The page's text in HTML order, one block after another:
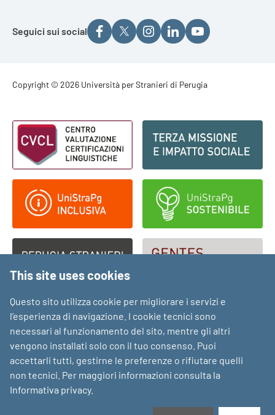
Seguici sui social
Footer - Copyright
Copyright © 2026 Università per Stranieri di Perugia
Footer - Loghi
This site uses cookies
Questo sito utilizza cookie per migliorare i servizi e
l’esperienza di navigazione. I cookie tecnici sono
necessari al funzionamento del sito, mentre gli altri
vengono installati solo con il tuo consenso. Puoi
accettarli tutti, gestirne le preferenze o rifiutare quelli
non tecnici. Per maggiori informazioni consulta la
Informativa privacy.